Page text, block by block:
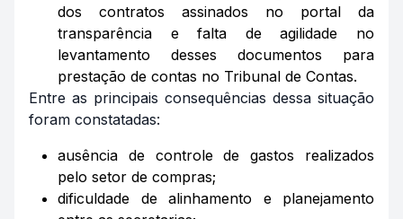
dos contratos assinados no portal da
transparência e falta de agilidade no
levantamento desses documentos para
prestação de contas no Tribunal de Contas.
Entre as principais consequências dessa situação
foram constatadas:
ausência de controle de gastos realizados
pelo setor de compras;
dificuldade de alinhamento e planejamento